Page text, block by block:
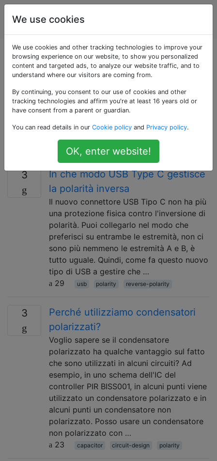
Ingegnere
elettrico
Domande taggate
«polarity»
La polarità è un'entità concettuale. Pole significa una
"avente polarità" o "avente polarità specifica" significa
una preferenza per un comportamento differenziale di
qualcosa in direzione avanti e indietro.
3
In che modo USB Type C gestisce
la polarità inversa
Il nuovo connettore USB Tipo C non ha più
una protezione fisica contro l'inversione di
polarità. Puoi collegarlo nel modo che
preferisci su entrambe le estremità, non ci
sono più nemmeno le estremità A e B, è
tutto uguale. Quindi, come fa questo nuovo
tipo di USB a gestire che …
29
usb polarity reverse-polarity
3
Perché utilizziamo condensatori
polarizzati?
Voglio sapere se il condensatore
polarizzato ha qualche vantaggio sul fatto
che sono utilizzati in alcuni circuiti? Ad
esempio, in uno schema dell'IC del
controller PIR BISS001, in alcuni punti viene
utilizzato un condensatore polarizzato e in
alcuni punti un condensatore non
polarizzato. Posso usare un condensatore
non polarizzato con …
23
capacitor circuit-design polarity
We use cookies
We use cookies and other tracking technologies to improve your
browsing experience on our website, to show you personalized
content and targeted ads, to analyze our website traffic, and to
understand where our visitors are coming from.
By continuing, you consent to our use of cookies and other
tracking technologies and affirm you're at least 16 years old or
have consent from a parent or guardian.
You can read details in our Cookie policy and Privacy policy.
OK, enter website!